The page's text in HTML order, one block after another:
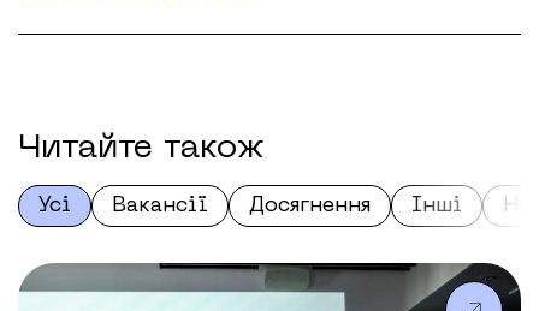
Читайте також
Усі Вакансії Досягнення Інші